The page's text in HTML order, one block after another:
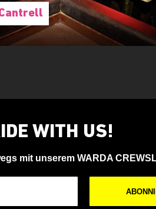
WITH US!
mit unserem WARDA